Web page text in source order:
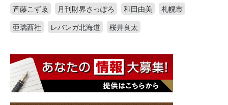
斉藤こずゑ
月刊財界さっぽろ 和田由美
札幌市
亜璃西社
レバンガ北海道 桜井良太